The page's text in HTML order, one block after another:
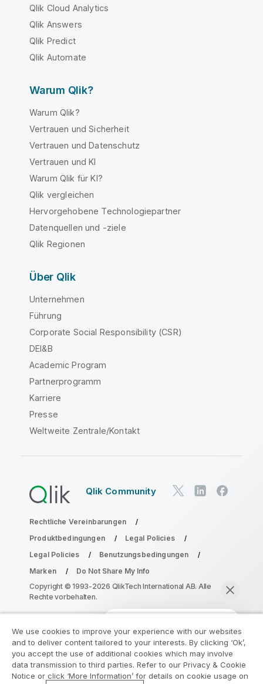
Qlik Cloud Analytics
Qlik Answers
Qlik Predict
Qlik Automate
Warum Qlik?
Warum Qlik?
Vertrauen und Sicherheit
Vertrauen und Datenschutz
Vertrauen und KI
Warum Qlik für KI?
Qlik vergleichen
Hervorgehobene Technologiepartner
Datenquellen und -ziele
Qlik Regionen
Über Qlik
Unternehmen
Führung
Corporate Social Responsibility (CSR)
DEI&B
Academic Program
Partnerprogramm
Karriere
Presse
Weltweite Zentrale/Kontakt
Qlik Community
Rechtliche Vereinbarungen
Produktbedingungen
Legal Policies
Legal Policies
Benutzungsbedingungen
Marken
Do Not Share My Info
Copyright © 1993-2026 QlikTech International AB. Alle
Rechte vorbehalten.
Nehmen Sie am Analyse-
Modernisierungsprogramm teil
Modernisieren Sie mit dem Analyse-
We use cookies to improve your experience with our websites
and to deliver content tailored to your interests. By clicking ‘Ok’,
you accept the use of additional cookies which may involve
data transmission to third parties. Refer to our Privacy & Cookie
Notice or click ‘More Information’ for details on cookie usage on